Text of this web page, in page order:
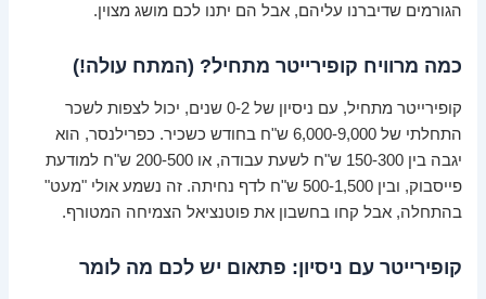
הגורמים שדיברנו עליהם, אבל הם יתנו לכם מושג מצוין.
כמה מרוויח קופירייטר מתחיל? (המתח עולה!)
קופירייטר מתחיל, עם ניסיון של 0-2 שנים, יכול לצפות לשכר
התחלתי של 6,000-9,000 ש"ח בחודש כשכיר. כפרילנסר, הוא
יגבה בין 150-300 ש"ח לשעת עבודה, או 200-500 ש"ח למודעת
פייסבוק, ובין 500-1,500 ש"ח לדף נחיתה. זה נשמע אולי "מעט"
בהתחלה, אבל קחו בחשבון את פוטנציאל הצמיחה המטורף.
קופירייטר עם ניסיון: פתאום יש לכם מה לומר